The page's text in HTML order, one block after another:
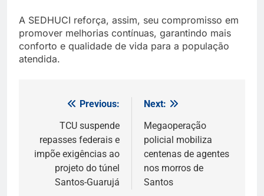
A SEDHUCI reforça, assim, seu compromisso em
promover melhorias contínuas, garantindo mais
conforto e qualidade de vida para a população
atendida.
Navegação
Post
Previous:
TCU suspende
repasses federais e
impõe exigências ao
projeto do túnel
Santos-Guarujá
Next:
Megaoperação
policial mobiliza
centenas de agentes
nos morros de
Santos